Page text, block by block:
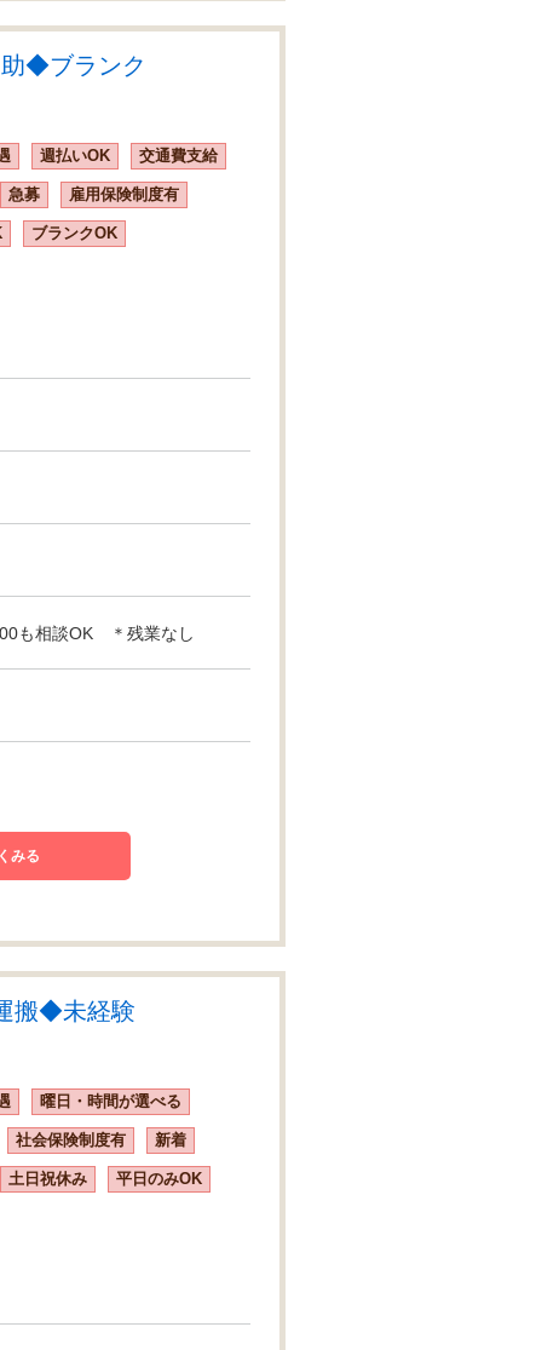
◆ブランク
週払いOK 交通費支給
急募 雇用保険制度有
ブランクOK
も相談OK ＊残業なし
みる
搬◆未経験
曜日・時間が選べる
社会保険制度有 新着
土日祝休み 平日のみOK